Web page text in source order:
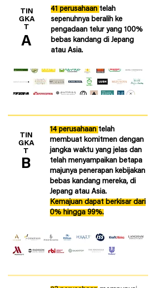
TIN
GKA
T
A
41 perusahaan telah
sepenuhnya beralih ke
pengadaan telur yang 100%
bebas kandang di Jepang
atau Asia.
B
TIN
GKA
T
14 perusahaan telah
membuat komitmen dengan
jangka waktu yang jelas dan
telah menyampaikan betapa
majunya penerapan kebijakan
bebas kandang mereka, di
Jepang atau Asia.
Kemajuan dapat berkisar dari
0% hingga 99%.